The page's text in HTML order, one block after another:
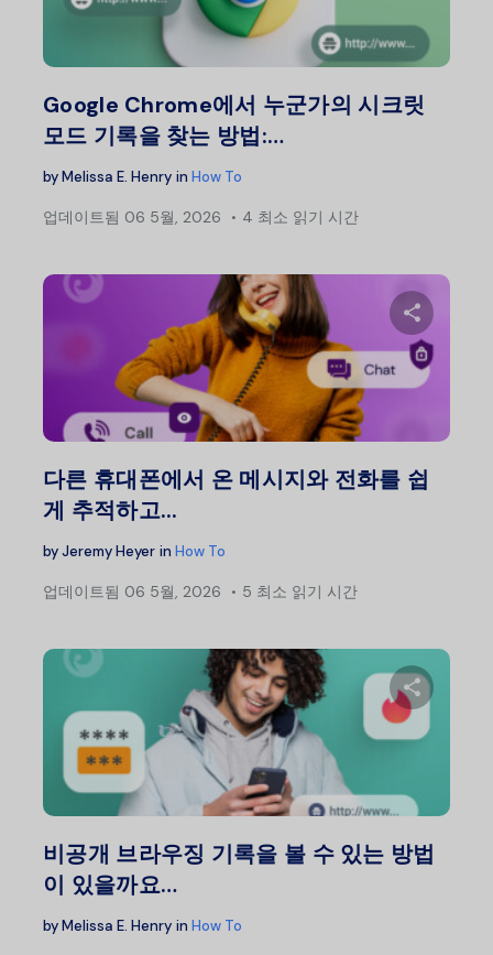
Google Chrome에서 누군가의 시크릿
모드 기록을 찾는 방법:…
byMelissa E. Henry in How To
업데이트됨 06 5월, 2026 4 최소 읽기 시간
이 글
다른 휴대폰에서 온 메시지와 전화를 쉽
게 추적하고...
byJeremy Heyer in How To
업데이트됨 06 5월, 2026 5 최소 읽기 시간
이 글
비공개 브라우징 기록을 볼 수 있는 방법
이 있을까요…
byMelissa E. Henry in How To